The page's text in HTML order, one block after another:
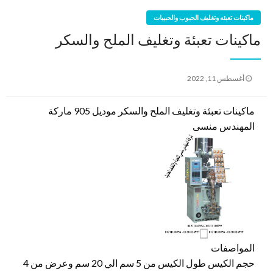
ماكينات تعبئه وتغليف الحبوب والحبيبات
ماكينات تعبئة وتغليف الملح والسكر
نُشر
أغسطس 11, 2022
ماكينات تعبئة وتغليف الملح والسكر موديل 905 ماركة
المهندس منسى
المواصفات
حجم الكيس طول الكيس من 5 سم الي 20 سم وعرض من 4